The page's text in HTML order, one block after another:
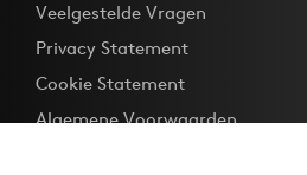
Veelgestelde Vragen
Privacy Statement
Cookie Statement
Algemene Voorwaarden